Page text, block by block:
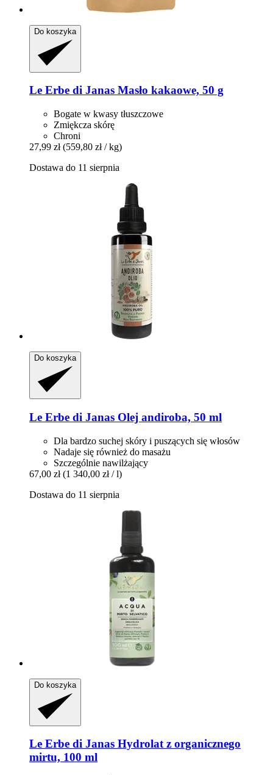
Do koszyka
Le Erbe di Janas Masło kakaowe, 50 g
Bogate w kwasy tłuszczowe
Zmiękcza skórę
Chroni
27,99 zł (559,80 zł / kg)
Dostawa do 11 sierpnia
Do koszyka
Le Erbe di Janas Olej andiroba, 50 ml
Dla bardzo suchej skóry i puszących się włosów
Nadaje się również do masażu
Szczególnie nawilżający
67,00 zł (1 340,00 zł / l)
Dostawa do 11 sierpnia
Do koszyka
Le Erbe di Janas Hydrolat z organicznego
mirtu, 100 ml